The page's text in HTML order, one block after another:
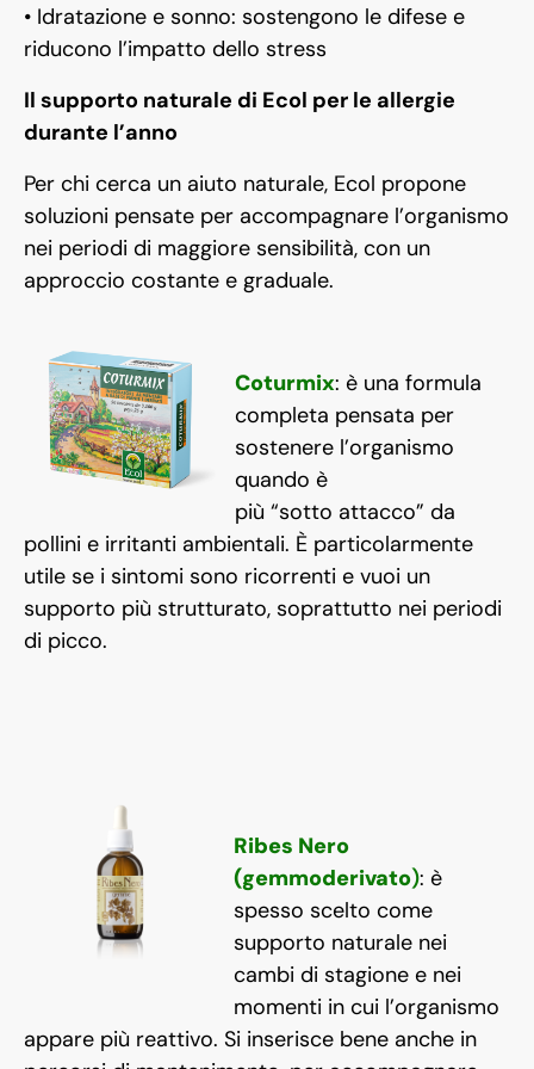
• Idratazione e sonno: sostengono le difese e
riducono l’impatto dello stress
Il supporto naturale di Ecol per le allergie
durante l’anno
Per chi cerca un aiuto naturale, Ecol propone
soluzioni pensate per accompagnare l’organismo
nei periodi di maggiore sensibilità, con un
approccio costante e graduale.
Coturmix: è una formula
completa pensata per
sostenere l’organismo
quando è
più “sotto attacco” da
pollini e irritanti ambientali. È particolarmente
utile se i sintomi sono ricorrenti e vuoi un
supporto più strutturato, soprattutto nei periodi
di picco.
Ribes Nero
(gemmoderivato): è
spesso scelto come
supporto naturale nei
cambi di stagione e nei
momenti in cui l’organismo
appare più reattivo. Si inserisce bene anche in